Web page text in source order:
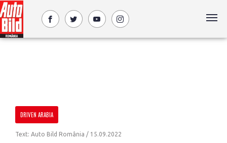
DRIVEN ARABIA
Text: Auto Bild România / 15.09.2022